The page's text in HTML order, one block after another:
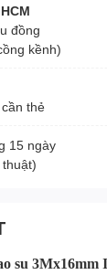
đồng
kềnh)
thẻ
15 ngày
su 3Mx16mm